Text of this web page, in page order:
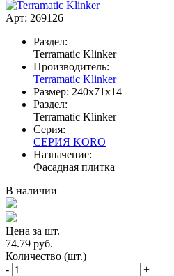
Арт: 269126
Раздел:
Terramatic Klinker
Производитель:
Terramatic Klinker
Размер: 240х71х14
Раздел:
Terramatic Klinker
Серия:
СЕРИЯ KORO
Назначение:
Фасадная плитка
В наличии
Цена за шт.
74.79 руб.
Количество (шт.)
-
+